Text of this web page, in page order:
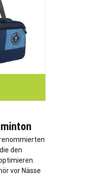
den
vor Nässe